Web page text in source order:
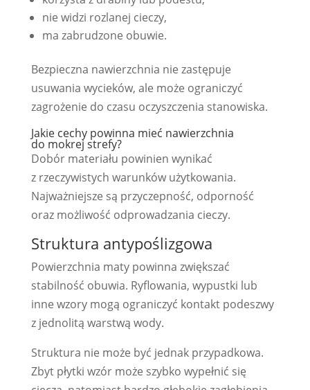
nie widzi rozlanej cieczy,
ma zabrudzone obuwie.
Bezpieczna nawierzchnia nie zastępuje
usuwania wycieków, ale może ograniczyć
zagrożenie do czasu oczyszczenia stanowiska.
Jakie cechy powinna mieć nawierzchnia
do mokrej strefy?
Dobór materiału powinien wynikać
z rzeczywistych warunków użytkowania.
Najważniejsze są przyczepność, odporność
oraz możliwość odprowadzania cieczy.
Struktura antypoślizgowa
Powierzchnia maty powinna zwiększać
stabilność obuwia. Ryflowania, wypustki lub
inne wzory mogą ograniczyć kontakt podeszwy
z jednolitą warstwą wody.
Struktura nie może być jednak przypadkowa.
Zbyt płytki wzór może szybko wypełnić się